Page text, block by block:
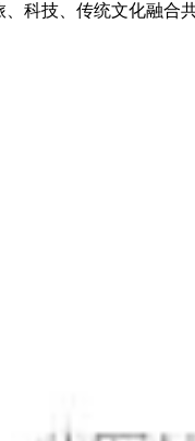
科技、传统文化融合